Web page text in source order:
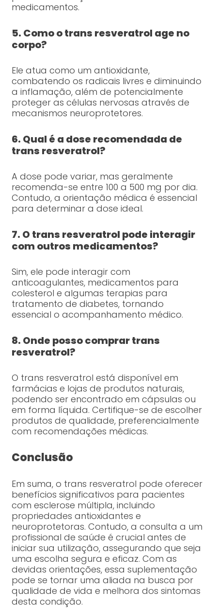
medicamentos.
5. Como o trans resveratrol age no
corpo?
Ele atua como um antioxidante,
combatendo os radicais livres e diminuindo
a inflamação, além de potencialmente
proteger as células nervosas através de
mecanismos neuroprotetores.
6. Qual é a dose recomendada de
trans resveratrol?
A dose pode variar, mas geralmente
recomenda-se entre 100 a 500 mg por dia.
Contudo, a orientação médica é essencial
para determinar a dose ideal.
7. O trans resveratrol pode interagir
com outros medicamentos?
Sim, ele pode interagir com
anticoagulantes, medicamentos para
colesterol e algumas terapias para
tratamento de diabetes, tornando
essencial o acompanhamento médico.
8. Onde posso comprar trans
resveratrol?
O trans resveratrol está disponível em
farmácias e lojas de produtos naturais,
podendo ser encontrado em cápsulas ou
em forma líquida. Certifique-se de escolher
produtos de qualidade, preferencialmente
com recomendações médicas.
Conclusão
Em suma, o trans resveratrol pode oferecer
benefícios significativos para pacientes
com esclerose múltipla, incluindo
propriedades antioxidantes e
neuroprotetoras. Contudo, a consulta a um
profissional de saúde é crucial antes de
iniciar sua utilização, assegurando que seja
uma escolha segura e eficaz. Com as
devidas orientações, essa suplementação
pode se tornar uma aliada na busca por
qualidade de vida e melhora dos sintomas
desta condição.